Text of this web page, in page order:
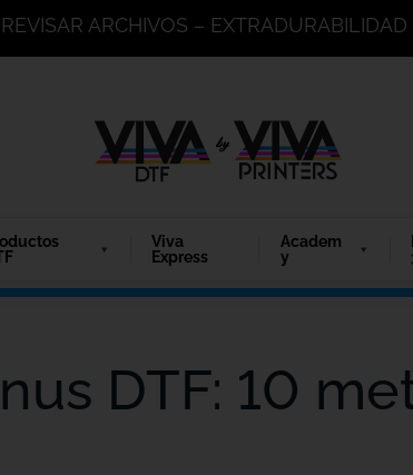
ARCHIVOS –
Viva
Express
Academ
y
DTF: 10